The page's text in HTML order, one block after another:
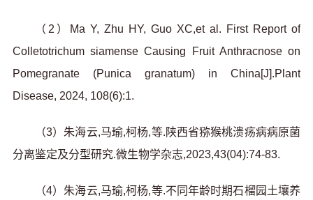
（2）Ma Y, Zhu HY, Guo XC,et al. First Report of
Colletotrichum siamense Causing Fruit Anthracnose on
Pomegranate (Punica granatum) in China[J].Plant
Disease, 2024, 108(6):1.
（3）朱海云,马瑜,柯杨,等.陕西省猕猴桃溃疡病病原菌
分离鉴定及分型研究.微生物学杂志,2023,43(04):74-83.
（4）朱海云,马瑜,柯杨,等.不同年龄时期石榴园土壤养